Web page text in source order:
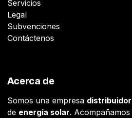
Servicios
Legal
Subvenciones
Contáctenos
Acerca de
Somos una empresa
de energía solar.